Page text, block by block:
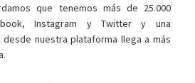
que tenemos más de 25.000
Instagram y Twitter y una
nuestra plataforma llega a más